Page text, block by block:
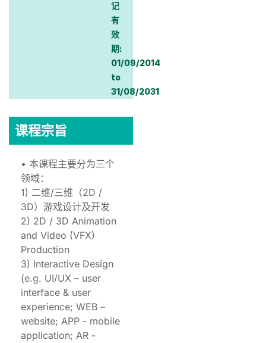
记
有
效
期:
01/09/2014
to
31/08/2031
课程宗旨
• 本课程主要分为三个
领域：
1) 二维/三维（2D /
3D）游戏设计及开发
2) 2D / 3D Animation
and Video (VFX)
Production
3) Interactive Design
(e.g. UI/UX – user
interface & user
experience; WEB –
website; APP - mobile
application; AR -